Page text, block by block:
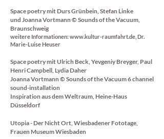
Space poetry mit Durs Grünbein,Stefan Linke
und Joanna Vortmann © Sounds of the Vacuum,
Braunschweig
weitere Informationen: www.kultur-raumfahrt.de Dr.
Marie-Luise Heuser
Space poetry mit Ulrich Beck, Yevgeniy Breyger, Paul
Henri Campbell, Lydia Daher
Joanna Vortmann © Sounds of the Vacuum 6 channel
sound-installation
Inspiration aus dem Weltraum, Heine-Haus
Düsseldorf
Utopia - Der Nicht Ort, Wiesbadener Fototage,
Frauen Museum Wiesbaden